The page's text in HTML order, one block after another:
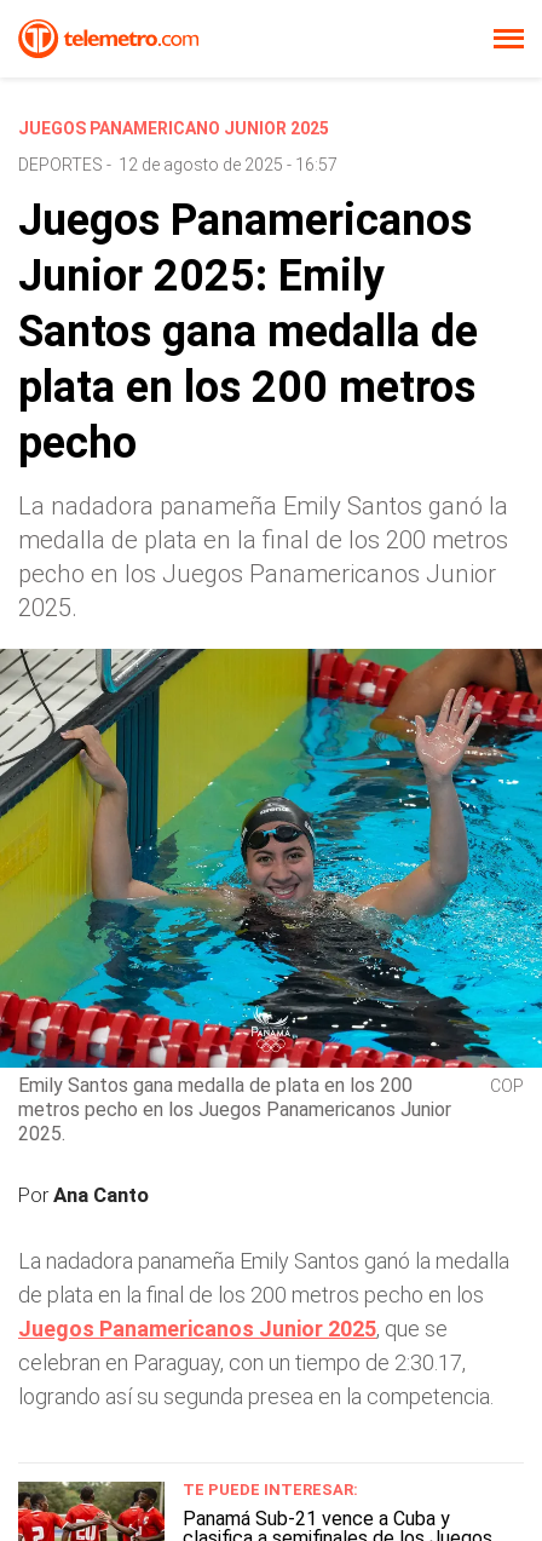
JUEGOS PANAMERICANO JUNIOR 2025
DEPORTES - 12 de agosto de 2025 - 16:57
Juegos Panamericanos
Junior 2025: Emily
Santos gana medalla de
plata en los 200 metros
pecho
La nadadora panameña Emily Santos ganó la
medalla de plata en la final de los 200 metros
pecho en los Juegos Panamericanos Junior
2025.
Emily Santos gana medalla de plata en los 200
metros pecho en los Juegos Panamericanos Junior
2025.
COP
PorAna Canto
La nadadora panameña Emily Santos ganó la medalla
de plata en la final de los 200 metros pecho en los
Juegos Panamericanos Junior 2025, que se
celebran en Paraguay, con un tiempo de 2:30.17,
logrando así su segunda presea en la competencia.
TE PUEDE INTERESAR:
Panamá Sub-21 vence a Cuba y